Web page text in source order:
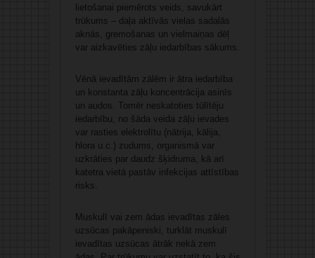
lietošanai piemērots veids, savukārt
trūkums – daļa aktīvās vielas sadalās
aknās, gremošanas un vielmaiņas dēļ
var aizkavēties zāļu iedarbības sākums.
Vēnā ievadītām zālēm ir ātra iedarbība
un konstanta zāļu koncentrācija asinīs
un audos. Tomēr neskatoties tūlītēju
iedarbību, no šāda veida zāļu ievades
var rasties elektrolītu (nātrija, kālija,
hlora u.c.) zudums, organismā var
uzkrāties par daudz šķidruma, kā arī
katetra vietā pastāv infekcijas attīstības
risks.
Muskulī vai zem ādas ievadītas zāles
uzsūcas pakāpeniski, turklāt muskulī
ievadītas uzsūcas ātrāk nekā zem